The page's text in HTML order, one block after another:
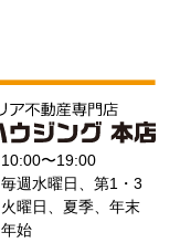
10:00〜19:00
毎週水曜日、第1・3
火曜日、夏季、年末
年始